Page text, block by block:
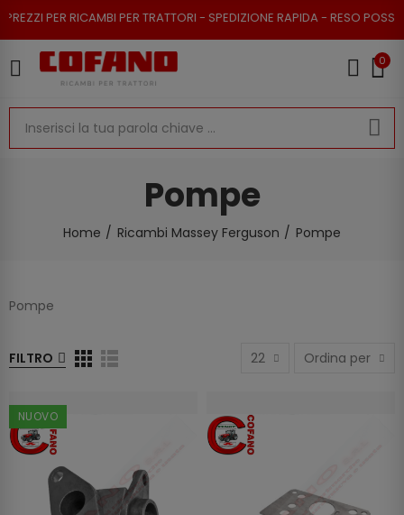
RICAMBI PER TRATTORI - SPEDIZIONE RAPIDA - RESO POSSIBILE
0
Pompe
Home Ricambi Massey Ferguson Pompe
Pompe
FILTRO 22 Ordina per
NUOVO